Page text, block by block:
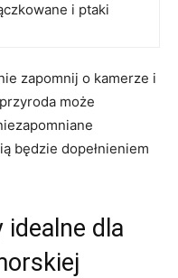
i ptaki
zapomnij o kamerze i
może
⁤będzie dopełnieniem
idealne dla